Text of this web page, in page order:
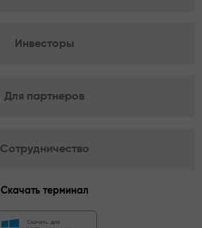
Инвесторы
Для партнеров
Сотрудничество
Скачать терминал